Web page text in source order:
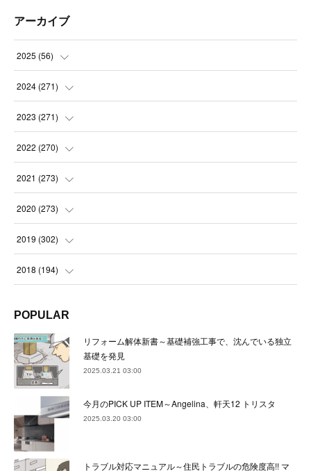
アーカイブ
2025 (56)
(14
(21
(21
2024 (271)
(21
(22
(23
(22
(24)
22)
(22)
(22)
(25
2023 (271)
(22
(23
(23
(21
(23 )
(24
(21
(24)
(21
( 23)
2022 (270)
(23
(23
(22
(23
(22 )
(23
(23
(22)
(24
2021 (273)
(24
(23
(22
(23)
(23
(22)
(23
2020 (273)
(24
(22
(22)
(24
(24)
(23
2019 (302)
(23
(22)
(21)
(27)
(22
2018 (194)
(17)
(32)
(36)
(30
POPULAR
リフォーム解体新書～基礎補強工事で、沈んでいる独立
基礎を発見
2025.03.21 03:00
今月のPICK UP ITEM～Angelina、軒天12 トリスタ
2025.03.20 03:00
トラブル対応マニュアル～住民トラブルの危険度高!! マ